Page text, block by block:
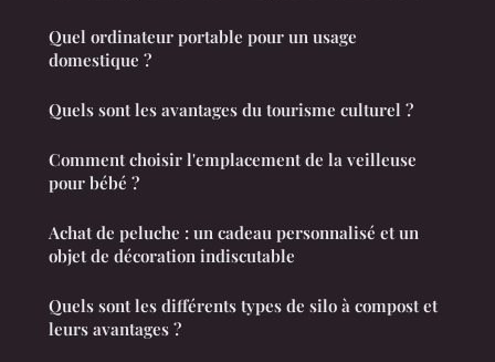
Quel ordinateur portable pour un usage
domestique ?
Quels sont les avantages du tourisme culturel ?
Comment choisir l'emplacement de la veilleuse
pour bébé ?
Achat de peluche : un cadeau personnalisé et un
objet de décoration indiscutable
Quels sont les différents types de silo à compost et
leurs avantages ?